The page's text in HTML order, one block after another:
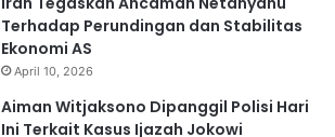
Terhadap Perundingan dan Stabilitas
Ekonomi AS
April 10, 2026
Aiman Witjaksono Dipanggil Polisi Hari
Ini Terkait Kasus Ijazah Jokowi